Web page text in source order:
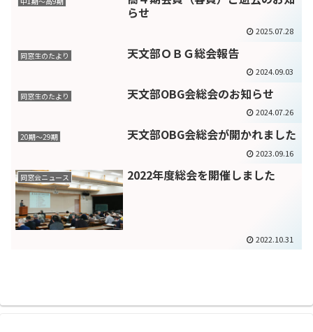
らせ
2025.07.28
同窓生のたより 天文部ＯＢＧ総会報告
2024.09.03
同窓生のたより 天文部OBG会総会のお知らせ
2024.07.26
20期〜29期 天文部OBG会総会が開かれました
2023.09.16
同窓会ニュース 2022年度総会を開催しました
2022.10.31